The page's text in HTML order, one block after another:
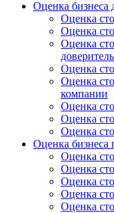
Оценка бизнеса
Оценка
Оценка
Оценка
Оценка
Оценка
компании
Оценка
Оценка
Оценка
Оценка бизнеса
Оценка
Оценка
Оценка
Оценка
Оценка